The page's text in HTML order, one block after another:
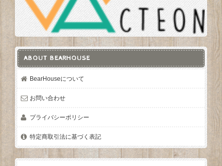
ABOUT BEARHOUSE
BearHouseについて
お問い合わせ
プライバシーポリシー
特定商取引法に基づく表記